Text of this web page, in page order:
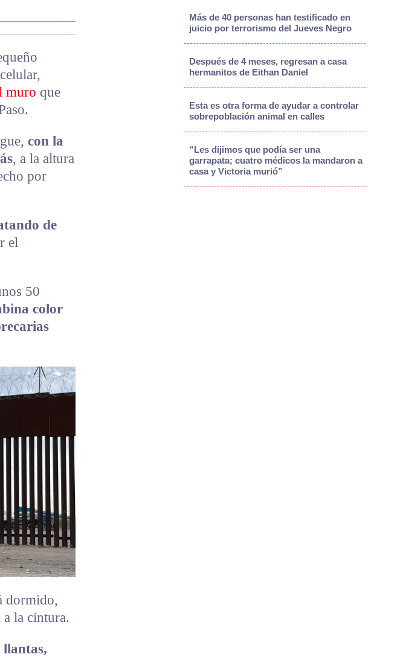
muro que
con la
, a la altura
por
de
el
50
color
dormido,
a la cintura.
llantas,
Más de 40 personas han testificado en
juicio por terrorismo del Jueves Negro
Después de 4 meses, regresan a casa
hermanitos de Eithan Daniel
Esta es otra forma de ayudar a controlar
sobrepoblación animal en calles
“Les dijimos que podía ser una
garrapata; cuatro médicos la mandaron a
casa y Victoria murió”